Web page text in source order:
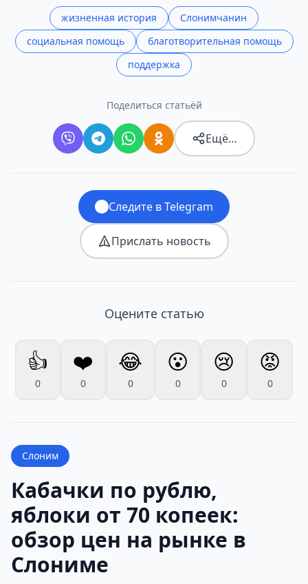
жизненная история
Слонимчанин
социальная помощь
благотворительная помощь
поддержка
Поделиться статьёй
Ещё…
Следите в Telegram
Прислать новость
Оцените статью
👍
0
❤️
0
😂
0
😮
0
😢
0
😡
0
Слоним
Кабачки по рублю,
яблоки от 70 копеек:
обзор цен на рынке в
Слониме